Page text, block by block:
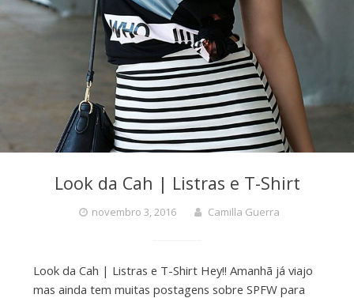
Look da Cah | Listras e T-Shirt
novembro 3, 2016 Camilla Guerra
Look da Cah | Listras e T-Shirt Hey!! Amanhã já viajo
mas ainda tem muitas postagens sobre SPFW para